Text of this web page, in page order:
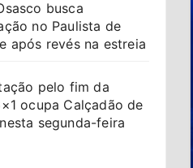
busca
no Paulista de
após revés na estreia
pelo fim da
ocupa Calçadão de
segunda-feira